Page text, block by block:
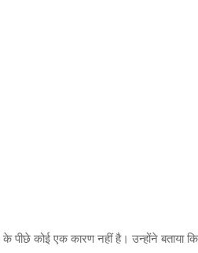
पीछे कोई एक कारण नहीं है। उन्होंने बताया